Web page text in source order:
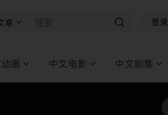
章 登录
画 中文电影 中文剧集